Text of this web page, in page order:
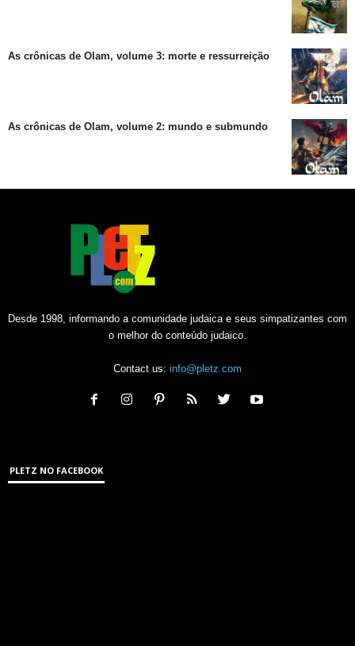
As crônicas de Olam, volume 3: morte e ressurreição
As crônicas de Olam, volume 2: mundo e submundo
Desde 1998, informando a comunidade judaica e seus simpatizantes com
o melhor do conteúdo judaico.
Contact us: info@pletz.com
PLETZ NO FACEBOOK